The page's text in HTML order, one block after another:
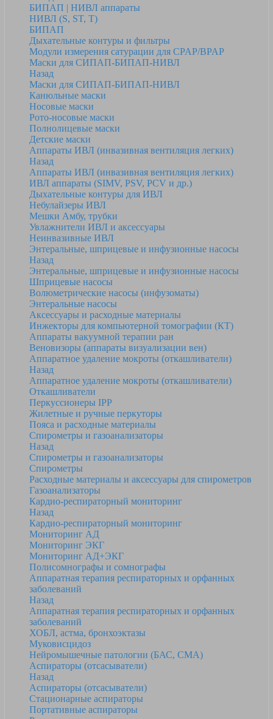
БИПАП | НИВЛ аппараты
НИВЛ (S, ST, T)
БИПАП
Дыхательные контуры и фильтры
Модули измерения сатурации для CPAP/BPAP
Маски для СИПАП-БИПАП-НИВЛ
Назад
Маски для СИПАП-БИПАП-НИВЛ
Канюльные маски
Носовые маски
Рото-носовые маски
Полнолицевые маски
Детские маски
Аппараты ИВЛ (инвазивная вентиляция легких)
Назад
Аппараты ИВЛ (инвазивная вентиляция легких)
ИВЛ аппараты (SIMV, PSV, PCV и др.)
Дыхательные контуры для ИВЛ
Небулайзеры ИВЛ
Мешки Амбу, трубки
Увлажнители ИВЛ и аксессуары
Неинвазивные ИВЛ
Энтеральные, шприцевые и инфузионные насосы
Назад
Энтеральные, шприцевые и инфузионные насосы
Шприцевые насосы
Волюметрические насосы (инфузоматы)
Энтеральные насосы
Аксессуары и расходные материалы
Инжекторы для компьютерной томографии (КТ)
Аппараты вакуумной терапии ран
Веновизоры (аппараты визуализации вен)
Аппаратное удаление мокроты (откашливатели)
Назад
Аппаратное удаление мокроты (откашливатели)
Откашливатели
Перкуссионеры IPP
Жилетные и ручные перкуторы
Пояса и расходные материалы
Спирометры и газоанализаторы
Назад
Спирометры и газоанализаторы
Спирометры
Расходные материалы и аксессуары для спирометров
Газоанализаторы
Кардио-респираторный мониторинг
Назад
Кардио-респираторный мониторинг
Мониторинг АД
Мониторинг ЭКГ
Мониторинг АД+ЭКГ
Полисомнографы и сомнографы
Аппаратная терапия респираторных и орфанных
заболеваний
Назад
Аппаратная терапия респираторных и орфанных
заболеваний
ХОБЛ, астма, бронхоэктазы
Муковисцидоз
Нейромышечные патологии (БАС, СМА)
Аспираторы (отсасыватели)
Назад
Аспираторы (отсасыватели)
Стационарные аспираторы
Портативные аспираторы